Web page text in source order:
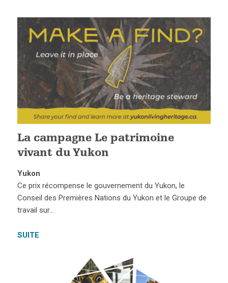
La campagne Le patrimoine
vivant du Yukon
Yukon
Ce prix récompense le gouvernement du Yukon, le
Conseil des Premières Nations du Yukon et le Groupe de
travail sur…
SUITE